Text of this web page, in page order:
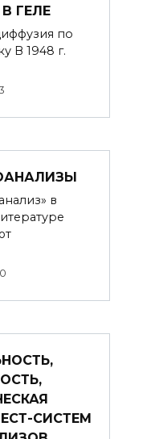
ГЕЛЕ
по
В 1948 г.
в
СИСТЕМ